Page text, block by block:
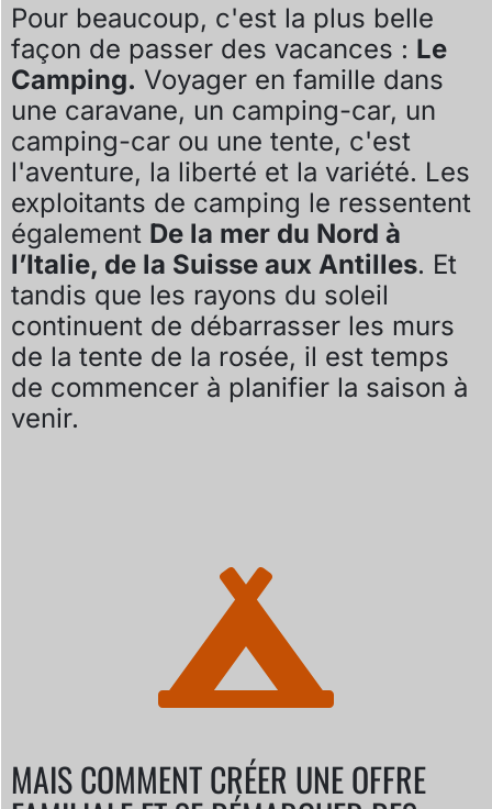
Pour beaucoup, c'est la plus belle
façon de passer des vacances : Le
Camping. Voyager en famille dans
une caravane, un camping-car, un
camping-car ou une tente, c'est
l'aventure, la liberté et la variété. Les
exploitants de camping le ressentent
également De la mer du Nord à
l’Italie, de la Suisse aux Antilles. Et
tandis que les rayons du soleil
continuent de débarrasser les murs
de la tente de la rosée, il est temps
de commencer à planifier la saison à
venir.
MAIS COMMENT CRÉER UNE OFFRE